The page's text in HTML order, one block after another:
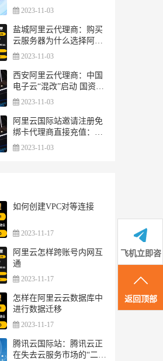
2023-11-03
盐城阿里云代理商：购买
云服务器为什么选择阿里
云服务器？
2023-11-03
西安阿里云代理商：中国
电子云“混改”启动 国资云
市场化再提速
2023-11-03
阿里云国际站邀请注册免
绑卡代理商直接充值：阿
里云发布工业大脑3.0，AI
2023-11-03
如何创建VPC对等连接
2023-11-17
阿里云怎样跨账号内网互
通
2023-11-17
怎样在阿里云云数据库中
进行数据迁移
2023-11-17
腾讯云国际站：腾讯云正
在失去云服务市场的“二把
飞机立即咨
询
返回顶部